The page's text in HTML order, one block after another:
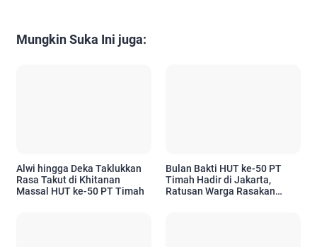
Mungkin Suka Ini juga:
Alwi hingga Deka Taklukkan
Rasa Takut di Khitanan
Massal HUT ke-50 PT Timah
Bulan Bakti HUT ke-50 PT
Timah Hadir di Jakarta,
Ratusan Warga Rasakan